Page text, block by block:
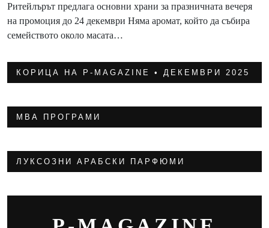
Ритейлърът предлага основни храни за празничната вечеря
на промоция до 24 декември Няма аромат, който да събира
семейството около масата…
КОРИЦА НА P-MAGAZINE • ДЕКЕМВРИ 2025
МВА ПРОГРАМИ
ЛУКСОЗНИ АРАБСКИ ПАРФЮМИ